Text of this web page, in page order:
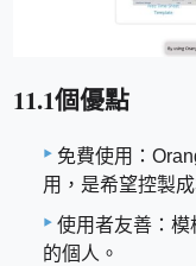
11.1個優點
免費使用：
用，是希望控製
使用者友善：模
的個人。